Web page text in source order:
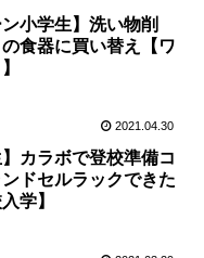
ン小学生】洗い物削
食器に買い替え【ワ
2021.04.30
】カラボで登校準備コ
ドセルラックできた
学】